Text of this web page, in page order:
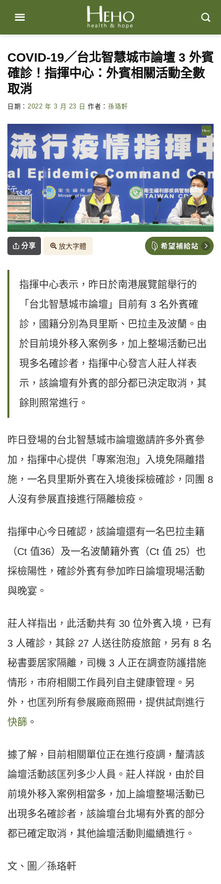
content
COVID-19／台北智慧城市論壇 3 外賓
確診！指揮中心：外賓相關活動全數
取消
日期： 2022 年 3 月 23 日 作者： 孫珞軒
分享 放大字體
指揮中心表示，昨日於南港展覽館舉行的
「台北智慧城市論壇」目前有 3 名外賓確
診，國籍分別為貝里斯、巴拉圭及波蘭。由
於目前境外移入案例多，加上整場活動已出
現多名確診者，指揮中心發言人莊人祥表
示，該論壇有外賓的部分都已決定取消，其
餘則照常進行。
昨日登場的台北智慧城市論壇邀請許多外賓參
加，指揮中心提供「專案泡泡」入境免隔離措
施，一名貝里斯外賓在入境後採檢確診，同團 8
人沒有參展直接進行隔離檢疫。
指揮中心今日確認，該論壇還有一名巴拉圭籍
（Ct 值36）及一名波蘭籍外賓（Ct 值 25）也
採檢陽性，確診外賓有參加昨日論壇現場活動
與晚宴。
莊人祥指出，此活動共有 30 位外賓入境，已有
3 人確診，其餘 27 人送往防疫旅館，另有 8 名
秘書要居家隔離，司機 3 人正在調查防護措施
情形，市府相關工作員列自主健康管理。另
外，也匡列所有參展廠商照冊，提供試劑進行
快篩 。
據了解，目前相關單位正在進行疫調，釐清該
論壇活動該匡列多少人員。莊人祥說，由於目
前境外移入案例相當多，加上論壇整場活動已
出現多名確診者，該論壇台北場有外賓的部分
都已確定取消，其他論壇活動則繼續進行。
文、圖／孫珞軒